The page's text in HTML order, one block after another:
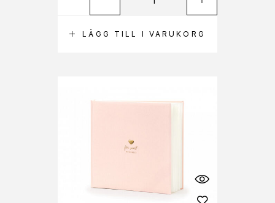
LÄGG TILL I VARUKORG